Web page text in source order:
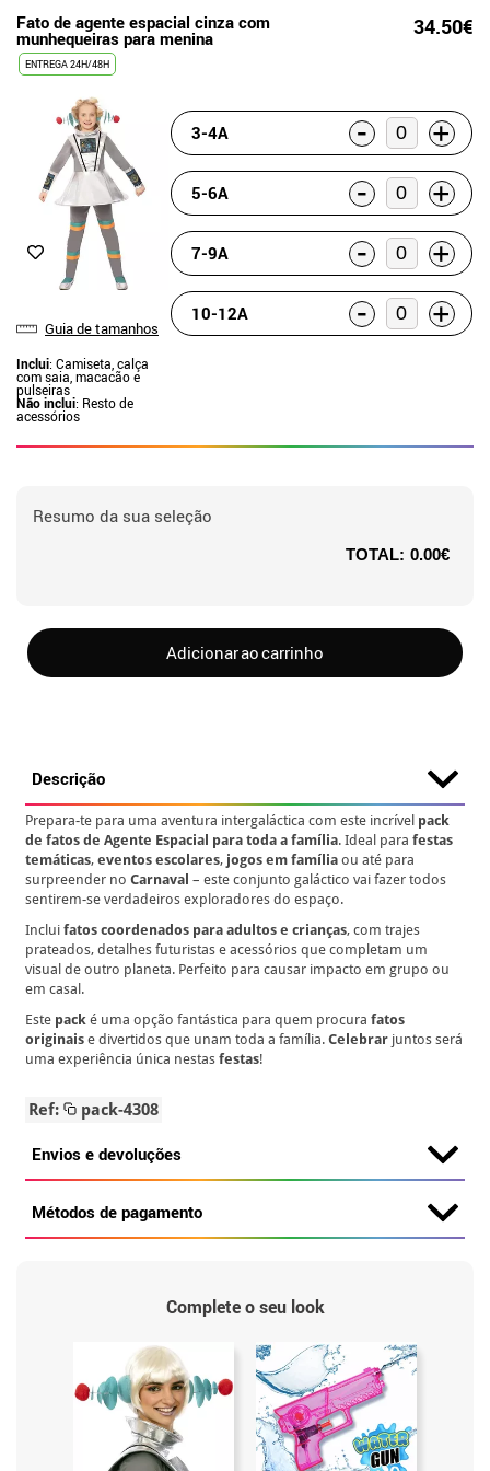
Fato de agente espacial cinza com
munhequeiras para menina 34.50€
ENTREGA 24H/48H
Guia de tamanhos
Inclui: Camiseta, calça
com saia, macacão e
pulseiras
Não inclui: Resto de
acessórios
3-4A - +
5-6A - +
7-9A - +
10-12A - +
Resumo da sua seleção
TOTAL: 0.00€
Adicionar ao carrinho
Descrição
Prepara-te para uma aventura intergaláctica com este incrível pack
de fatos de Agente Espacial para toda a família. Ideal parafestas
temáticas,eventos escolares, jogos em família ou até para
surpreender noCarnaval – este conjunto galáctico vai fazer todos
sentirem-se verdadeiros exploradores do espaço.
Incluifatos coordenados para adultos e crianças, com trajes
prateados, detalhes futuristas e acessórios que completam um
visual de outro planeta. Perfeito para causar impacto em grupo ou
em casal.
Este pack é uma opção fantástica para quem procurafatos
originais e divertidos que unam toda a família.Celebrar juntos será
uma experiência única nestasfestas!
Ref: pack-4308
Envios e devoluções
Métodos de pagamento
Complete o seu look